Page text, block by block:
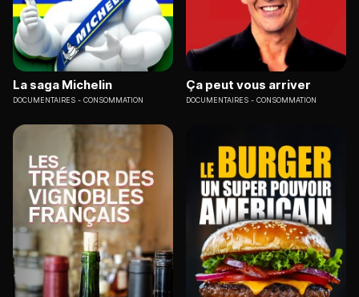
La saga Michelin
DOCUMENTAIRES CONSOMMATION
Ça peut vous arriver
DOCUMENTAIRES CONSOMMATION